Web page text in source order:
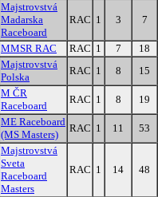
Majstrovstvá
Madarska
Raceboard
RAC 1 3 7
MMSR RAC RAC 1 7
18
Majstrovstvá
Polska
RAC 1 8 15
M ČR
Raceboard
RAC 1 8 19
ME Raceboard
(MS Masters)
RAC 1 11 53
Majstrovstvá
Sveta
Raceboard
Masters
RAC 1 14 48